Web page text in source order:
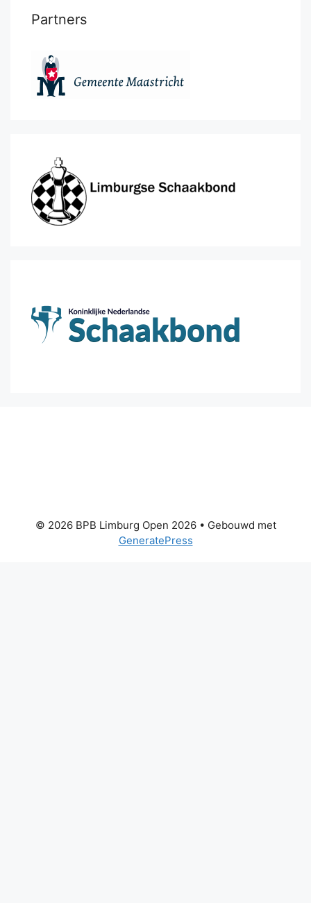
Partners
© 2026 BPB Limburg Open 2026• Gebouwd met
GeneratePress